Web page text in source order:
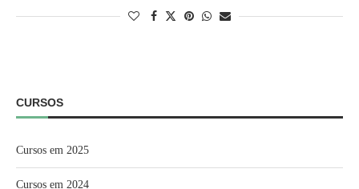
CURSOS
Cursos em 2025
Cursos em 2024